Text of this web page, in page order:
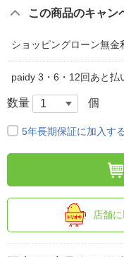
この商品のキャン
ショッピングローン無金
paidy 3・6・12回あと払
数量 個
5年長期保証に加入する
店舗